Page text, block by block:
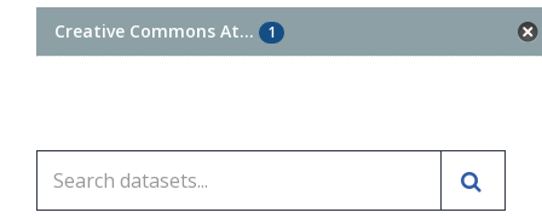
Creative Commons At... 1